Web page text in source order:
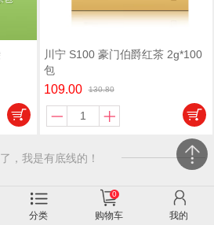
川宁 S100 豪门伯爵红茶 2g*100
包
109.00 130.80
，我是有底线的！
分类
0
购物车 我的
关闭